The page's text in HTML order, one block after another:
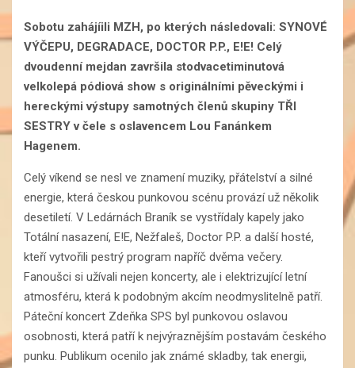
Sobotu zahájíili MZH, po kterých následovali: SYNOVÉ
VÝČEPU, DEGRADACE, DOCTOR P.P., E!E! Celý
dvoudenní mejdan završila stodvacetiminutová
velkolepá pódiová show s originálními pěveckými i
hereckými výstupy samotných členů skupiny TŘI
SESTRY v čele s oslavencem Lou Fanánkem
Hagenem.
Celý víkend se nesl ve znamení muziky, přátelství a silné
energie, která českou punkovou scénu provází už několik
desetiletí. V Ledárnách Braník se vystřídaly kapely jako
Totální nasazení, E!E, Nežfaleš, Doctor P.P. a další hosté,
kteří vytvořili pestrý program napříč dvěma večery.
Fanoušci si užívali nejen koncerty, ale i elektrizující letní
atmosféru, která k podobným akcím neodmyslitelně patří.
Páteční koncert Zdeňka SPS byl punkovou oslavou
osobnosti, která patří k nejvýraznějším postavám českého
punku. Publikum ocenilo jak známé skladby, tak energii,